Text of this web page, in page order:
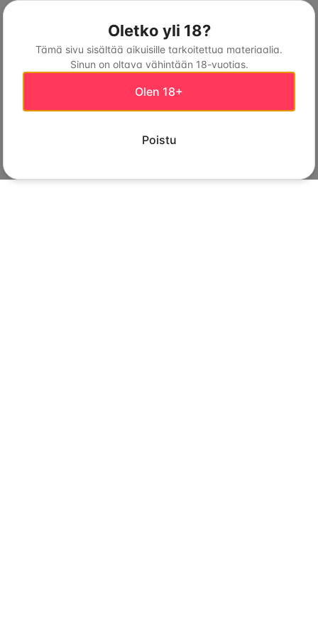
Oletko yli 18?
Tämä sivu sisältää aikuisille tarkoitettua materiaalia.
Sinun on oltava vähintään 18-vuotias.
Olen 18+
Poistu